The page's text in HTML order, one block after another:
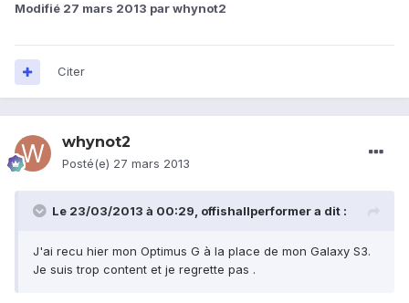
Modifié 27 mars 2013 par whynot2
Citer
whynot2
Posté(e) 27 mars 2013
Le 23/03/2013 à 00:29, offishallperformer a dit :
J'ai recu hier mon Optimus G à la place de mon Galaxy S3.
Je suis trop content et je regrette pas .